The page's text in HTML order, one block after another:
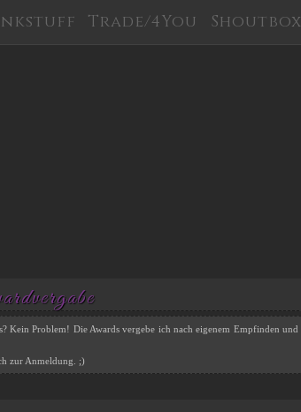
Trade/4You Shoutbox
Kein Problem! Die Awards vergebe ich nach eigenem Empfinden und
zur Anmeldung. ;)